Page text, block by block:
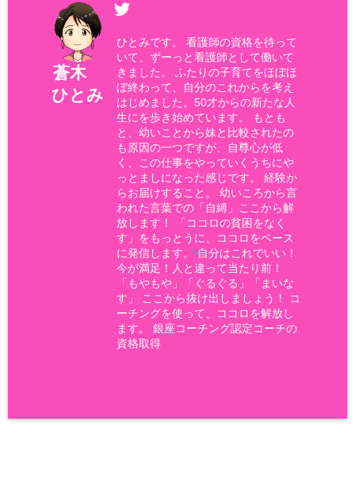
蒼木
ひとみ
ひとみです。 看護師の資格を待って
いて、ずーっと看護師として働いて
きました。 ふたりの子育てをほぼほ
ぼ終わって、自分のこれからを考え
はじめました。50才からの新たな人
生にを歩き始めています。 もとも
と、幼いことから妹と比較されたの
も原因の一つですが、自尊心が低
く、この仕事をやっていくうちにや
っとましになった感じです。 経験か
らお届けすること。 幼いころから言
われた言葉での「自縛」ここから解
放します！ 「ココロの貧困をなく
す」をもっとうに、ココロをベース
に発信します。 自分はこれでいい！
今が満足！人と違って当たり前！
「もやもや」「ぐるぐる」「まいな
す」 ここから抜け出しましょう！ コ
ーチングを使って、ココロを解放し
ます。 銀座コーチング認定コーチの
資格取得